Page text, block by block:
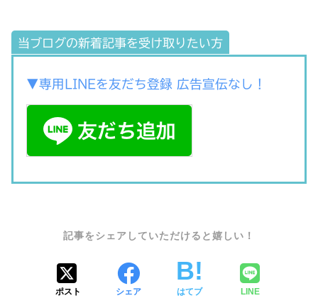
当ブログの新着記事を受け取りたい方
▼専用LINEを友だち登録 広告宣伝なし！
ポスト シェア はてブ LINE